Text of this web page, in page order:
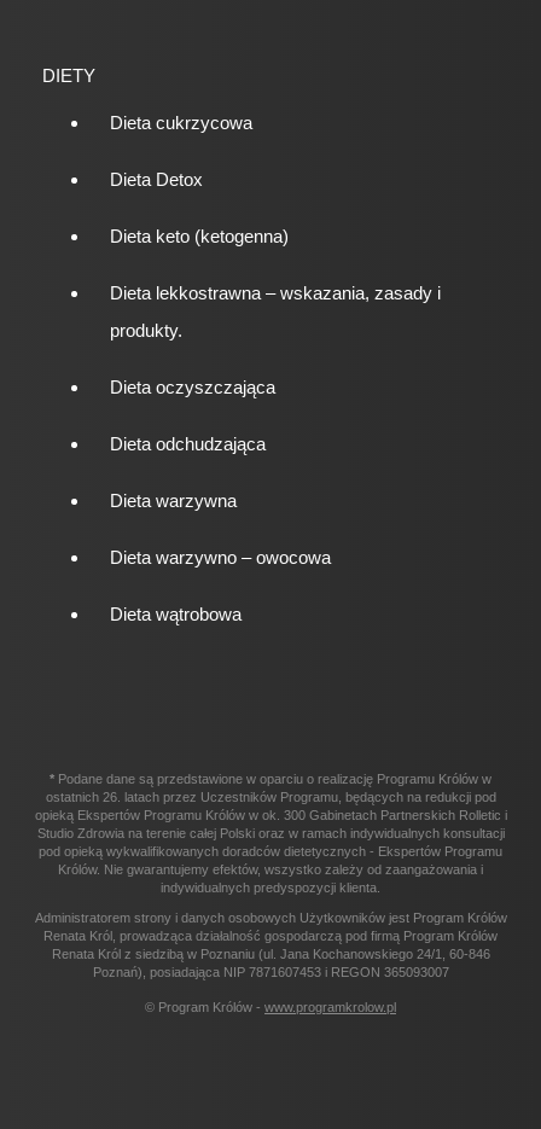
DIETY
Dieta cukrzycowa
Dieta Detox
Dieta keto (ketogenna)
Dieta lekkostrawna – wskazania, zasady i
produkty.
Dieta oczyszczająca
Dieta odchudzająca
Dieta warzywna
Dieta warzywno – owocowa
Dieta wątrobowa
* Podane dane są przedstawione w oparciu o realizację Programu Królów w
ostatnich 26. latach przez Uczestników Programu, będących na redukcji pod
opieką Ekspertów Programu Królów w ok. 300 Gabinetach Partnerskich Rolletic i
Studio Zdrowia na terenie całej Polski oraz w ramach indywidualnych konsultacji
pod opieką wykwalifikowanych doradców dietetycznych - Ekspertów Programu
Królów. Nie gwarantujemy efektów, wszystko zależy od zaangażowania i
indywidualnych predyspozycji klienta.
Administratorem strony i danych osobowych Użytkowników jest Program Królów
Renata Król, prowadząca działalność gospodarczą pod firmą Program Królów
Renata Król z siedzibą w Poznaniu (ul. Jana Kochanowskiego 24/1, 60-846
Poznań), posiadająca NIP 7871607453 i REGON 365093007
© Program Królów - www.programkrolow.pl